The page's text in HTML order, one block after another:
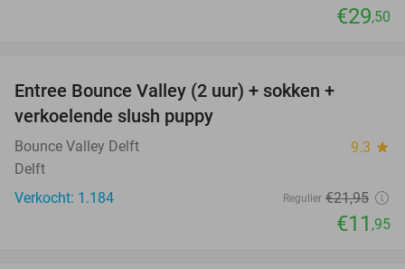
€29,50
Entree Bounce Valley (2 uur) + sokken +
verkoelende slush puppy
Bounce Valley Delft 9.3 star
Delft
Verkocht: 1.184
Regulier €21,95
€11 ,95